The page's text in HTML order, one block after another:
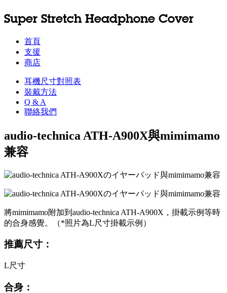
Super Stretch Headphone Cover
首頁
支援
商店
耳機尺寸對照表
裝戴方法
Q & A
聯絡我們
audio-technica ATH-A900X與mimimamo
兼容
將mimimamo附加到audio-technica ATH-A900X，掛載示例等時
的合身感覺。（*照片為L尺寸掛載示例）
推薦尺寸：
L尺寸
合身：